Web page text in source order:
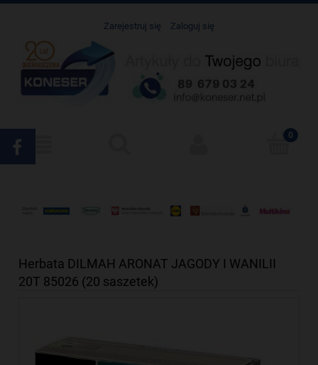
Zarejestruj się Zaloguj się
Herbata DILMAH ARONAT JAGODY I WANILII
20T 85026 (20 saszetek)